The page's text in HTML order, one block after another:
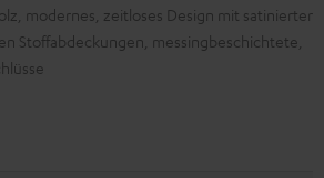
modernes, zeitloses Design mit satinierter
Stoffabdeckungen, messingbeschichtete,